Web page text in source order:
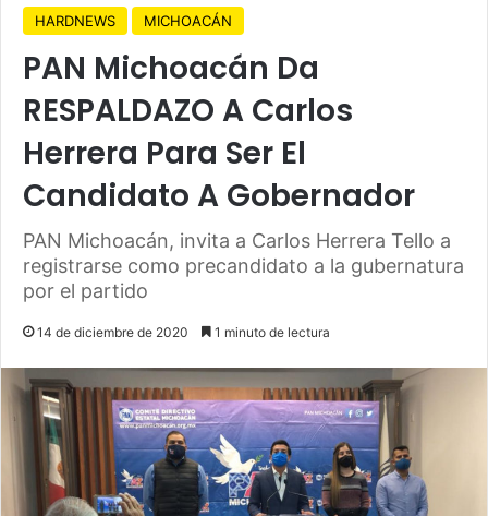
HARDNEWS MICHOACÁN
PAN Michoacán Da
RESPALDAZO A Carlos
Herrera Para Ser El
Candidato A Gobernador
PAN Michoacán, invita a Carlos Herrera Tello a
registrarse como precandidato a la gubernatura
por el partido
14 de diciembre de 2020 1 minuto de lectura